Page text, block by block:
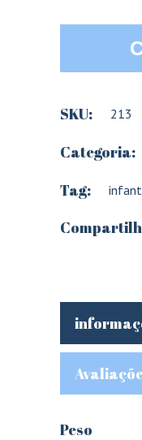
SKU: 213
Categoria:
Tag:
Peso